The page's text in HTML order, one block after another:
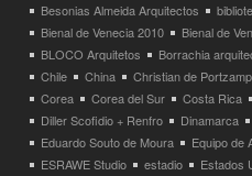
Besonias Almeida Arquitectos
Bienal de Venecia 2010
Bienal de
BLOCO Arquitetos
Borrachia
Chile
China Christian de
Corea
Corea del Sur Costa Rica
Diller Scofidio + Renfro
Dinamarca
Eduardo Souto de Moura
Equipo de
ESRAWE Studio
estadio Estados